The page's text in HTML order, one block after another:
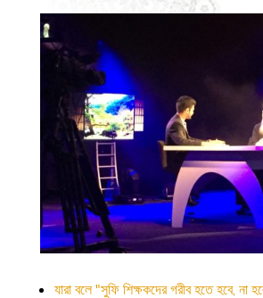
যারা বলে "সুফি শিক্ষকদের গরীব হতে হবে, না